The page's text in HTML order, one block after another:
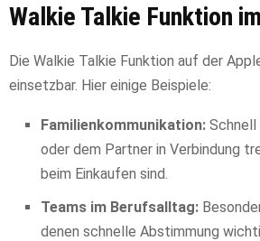
Walkie Talkie Funktion
Die Walkie Talkie Funktion auf der
einsetzbar. Hier einige Beispiele:
Familienkommunikation: Schnell
oder dem Partner in Verbindung
beim Einkaufen sind.
Teams im Berufsalltag:
denen schnelle Abstimmung